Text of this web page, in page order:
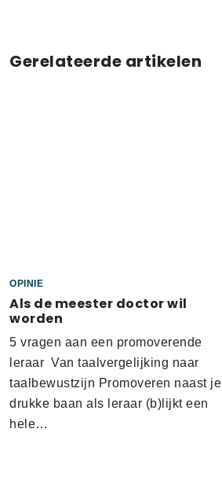
Gerelateerde artikelen
OPINIE
Als de meester doctor wil
worden
5 vragen aan een promoverende
leraar Van taalvergelijking naar
taalbewustzijn Promoveren naast je
drukke baan als leraar (b)lijkt een
hele…